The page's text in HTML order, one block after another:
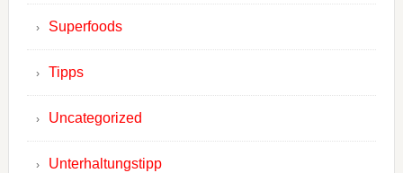
Superfoods
Tipps
Uncategorized
Unterhaltungstipp